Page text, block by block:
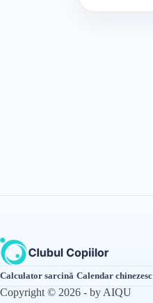
Calculator sarcină·Calendar chinezesc
Copyright © 2026 - by AIQU